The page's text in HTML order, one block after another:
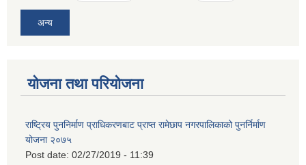
अन्य
योजना तथा परियोजना
राष्ट्रिय पुननिर्माण प्राधिकरणबाट प्राप्त रामेछाप नगरपालिकाको पुनर्निर्माण
योजना २०७५
Post date: 02/27/2019 - 11:39